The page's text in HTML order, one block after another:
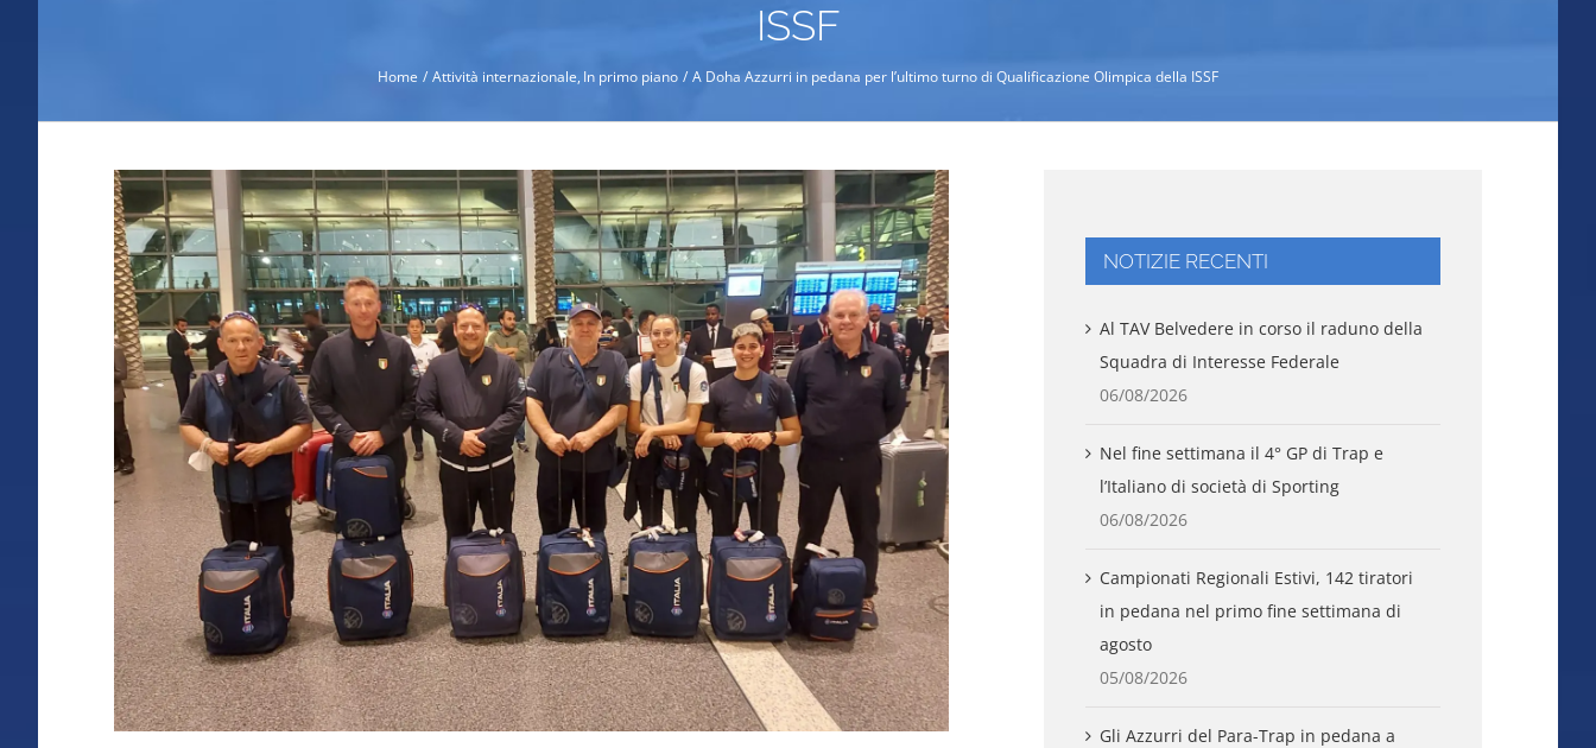
ISSF
Home Attività internazionale In primo piano A Doha Azzurri in pedana per l’ultimo turno di Qualificazione Olimpica della ISSF
Ingrandisci
immagine
NOTIZIE RECENTI
Al TAV Belvedere in corso il raduno della
Squadra di Interesse Federale
06/08/2026
Nel fine settimana il 4° GP di Trap e
l’Italiano di società di Sporting
06/08/2026
Campionati Regionali Estivi, 142 tiratori
in pedana nel primo fine settimana di
agosto
05/08/2026
Gli Azzurri del Para-Trap in pedana a